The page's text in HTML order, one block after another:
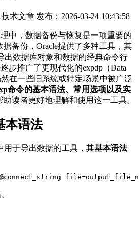
技术文章 发布： 2026-03-24 10:43:58
中，数据备份与恢复是一项重要的
备份，Oracle提供了多种工具，其
出数据库对象和数据的经典命令行
步推广了更现代化的expdp（Data
然在一些旧系统或特定场景中被广泛
命令的基本语法、常用选项以及实
助读者更好地理解和使用这一工具。
本语法
用于导出数据的工具，其基本语法